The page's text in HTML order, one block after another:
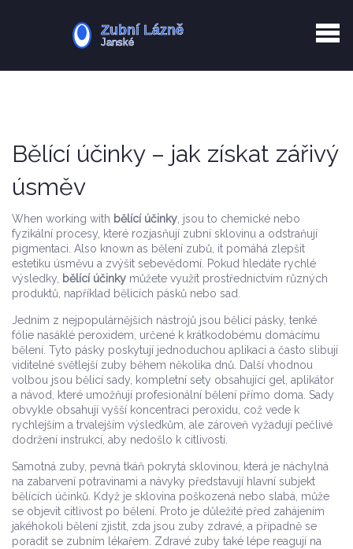
Zotavení po extrakci
Bělící účinky – jak získat zářivý
úsměv
When working with bělící účinky jsou to chemické nebo
fyzikální procesy, které rozjasňují zubní sklovinu a odstraňují
pigmentaci . Also known as bělení zubů , it pomáhá zlepšit
estetiku úsměvu a zvýšit sebevědomí Pokud hledáte rychlé
výsledky, bělící účinky můžete využít prostřednictvím různých
produktů, například bělicích pásků nebo sad.
Jedním z nejpopulárnějších nástrojů jsou bělicí pásky tenké
fólie nasáklé peroxidem, určené k krátkodobému domácímu
bělení . Tyto pásky poskytují jednoduchou aplikaci a často slibují
viditelné světlejší zuby během několika dnů. Další vhodnou
volbou jsou bělicí sady kompletní sety obsahující gel, aplikátor
a návod, které umožňují profesionální bělení přímo doma . Sady
obvykle obsahují vyšší koncentraci peroxidu, což vede k
rychlejším a trvalejším výsledkům, ale zároveň vyžadují pečlivé
dodržení instrukcí, aby nedošlo k citlivosti.
Samotná zuby pevná tkáň pokrytá sklovinou, která je náchylná
na zabarvení potravinami a návyky představují hlavní subjekt
bělících účinků. Když je sklovina poškozená nebo slabá, může
se objevit citlivost po bělení. Proto je důležité před zahájením
jakéhokoli bělení zjistit, zda jsou zuby zdravé, a případně se
poradit se zubním lékařem. Zdravé zuby také lépe reagují na